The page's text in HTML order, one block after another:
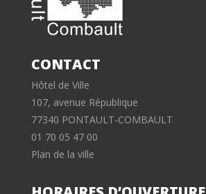
CONTACT
Hôtel de Ville
107, avenue République
77340 PONTAULT-COMBAULT
01 70 05 47 00
Plan de la ville